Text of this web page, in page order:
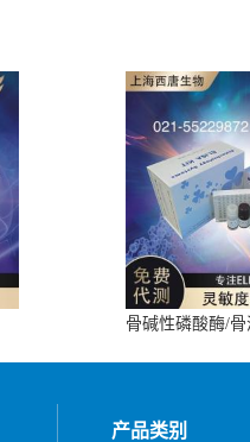
骨碱性磷酸酶/
产品类别